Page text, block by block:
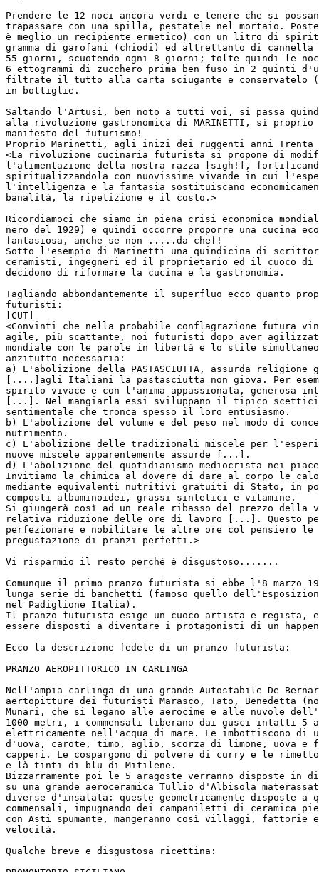
Prendere le 12 noci ancora verdi e tenere che si
trapassare con una spilla, pestatele nel mortaio.
è meglio un recipiente ermetico) con un litro di
gramma di garofani (chiodi) ed altrettanto di
55 giorni, scuotendo ogni 8 giorni; tolte quindi le
6 ettogrammi di zucchero prima ben fuso in 2 quinti
filtrate il tutto alla carta sciugante e conservatelo
in bottiglie.
Saltando l'Artusi, ben noto a tutti voi, si passa
alla rivoluzione gastronomica di MARINETTI, sì
manifesto del futurismo!
Proprio Marinetti, agli inizi dei ruggenti anni Trenta
<La rivoluzione cucinaria futurista si propone di
l'alimentazione della nostra razza [sigh!],
spiritualizzandola con nuovissime vivande in cui
l'intelligenza e la fantasia sostituiscano
banalità, la ripetizione e il costo.>
Ricordiamoci che siamo in piena crisi economica
nero del 1929) e quindi occorre proporre una cucina
fantasiosa, anche se non .....da chef!
Sotto l'esempio di Marinetti una quindicina di
ceramisti, ingegneri ed il proprietario ed il cuoco di
decidono di riformare la cucina e la gastronomia.
Tagliando abbondantemente il superfluo ecco quanto
futuristi:
[CUT]
<Convinti che nella probabile conflagrazione futura
agile, più scattante, noi futuristi dopo aver
mondiale con le parole in libertà e lo stile
anzitutto necessaria:
a) L'abolizione della PASTASCIUTTA, assurda religione
[....]agli Italiani la pastasciutta non giova. Per
spirito vivace e con l'anima appassionata, generosa
[...]. Nel mangiarla essi sviluppano il tipico
sentimentale che tronca spesso il loro entusiasmo.
b) L'abolizione del volume e del peso nel modo di
nutrimento.
c) L'abolizione delle tradizionali miscele per
nuove miscele apparentemente assurde [...].
d) L'abolizione del quotidianismo mediocrista nei
Invitiamo la chimica al dovere di dare al corpo le
mediante equivalenti nutritivi gratuiti di Stato, in
composti albuminoidei, grassi sintetici e vitamine.
Si giungerà così ad un reale ribasso del prezzo
relativa riduzione delle ore di lavoro [...]. Questo
perfezionare e nobilitare le altre ore col pensiero
pregustazione di pranzi perfetti.>
Vi risparmio il resto perchè è disgustoso.......
Comunque il primo pranzo futurista si ebbe l'8 marzo
lunga serie di banchetti (famoso quello
nel Padiglione Italia).
Il pranzo futurista esige un cuoco artista e regista, ed
essere disposti a diventare i protagonisti di un
Ecco la descrizione fedele di un pranzo futurista:
PRANZO AEROPITTORICO IN CARLINGA
Nell'ampia carlinga di una grande Autostabile De
aertopitture dei futuristi Marasco, Tato, Benedetta
Munari, che si legano alle aerocime e alle nuvole
1000 metri, i commensali liberano dai gusci intatti 5
elettricamente nell'acqua di mare. Le imbottiscono
d'uova, carote, timo, aglio, scorza di limone, uova e
capperi. Le cospargono di polvere di curry e le
e là tinti di blu di Mitilene.
Bizzarramente poi le 5 aragoste verranno disposte in
su una grande aeroceramica Tullio d'Albisola
diverse d'insalata: queste geometricamente disposte
commensali, impugnando dei campaniletti di ceramica
con Asti spumante, mangeranno così villaggi, fattorie
velocità.
Qualche breve e disgustosa ricettina: